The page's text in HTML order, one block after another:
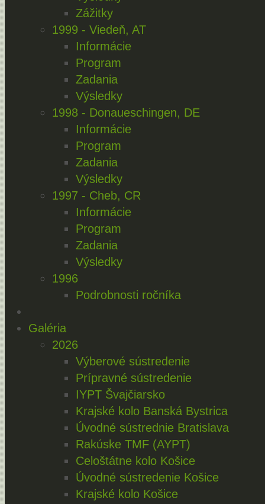
Zážitky
1999 - Viedeň, AT
Informácie
Program
Zadania
Výsledky
1998 - Donaueschingen, DE
Informácie
Program
Zadania
Výsledky
1997 - Cheb, CR
Informácie
Program
Zadania
Výsledky
1996
Podrobnosti ročníka
Galéria
2026
Výberové sústredenie
Prípravné sústredenie
IYPT Švajčiarsko
Krajské kolo Banská Bystrica
Úvodné sústrednie Bratislava
Rakúske TMF (AYPT)
Celoštátne kolo Košice
Úvodné sústredenie Košice
Krajské kolo Košice